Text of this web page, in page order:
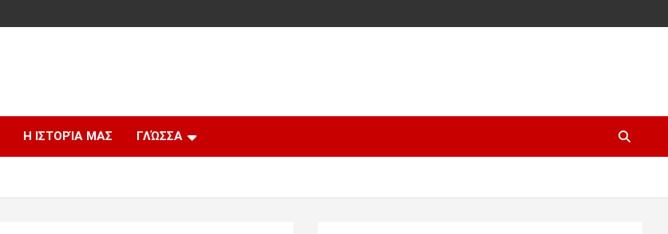
Η ΙΣΤΟΡΊΑ ΜΑΣ ΓΛΏΣΣΑ